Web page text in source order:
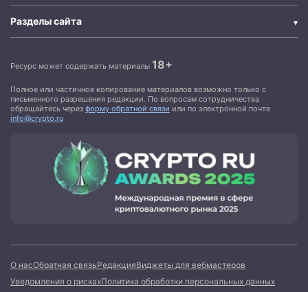
Разделы сайта
Ресурс может содержать материалы 18+
Полное или частичное копирование материалов возможно только с
письменного разрешения редакции. По вопросам сотрудничества
обращайтесь через форму обратной связи или по электронной почте
info@crypto.ru
О насОбратная связьРедакцияВиджеты для вебмастеров
Уведомления о рискахПолитика обработки персональных данных